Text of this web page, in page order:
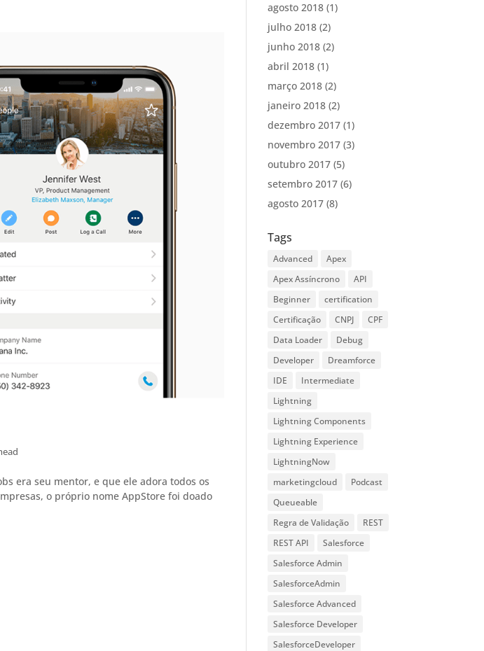
era seu mentor, e que ele adora todos os
o próprio nome AppStore foi doado
agosto 2018 (1)
julho 2018 (2)
junho 2018 (2)
abril 2018 (1)
março 2018 (2)
janeiro 2018 (2)
dezembro 2017 (1)
novembro 2017 (3)
outubro 2017 (5)
setembro 2017 (6)
agosto 2017 (8)
Tags
Advanced
Apex
Apex Assíncrono
API
Beginner
certification
Certificação
CNPJ
CPF
Data Loader
Debug
Developer
Dreamforce
IDE
Intermediate
Lightning
Lightning Components
Lightning Experience
LightningNow
marketingcloud
Podcast
Queueable
Regra de Validação
REST
REST API
Salesforce
Salesforce Admin
SalesforceAdmin
Salesforce Advanced
Salesforce Developer
SalesforceDeveloper